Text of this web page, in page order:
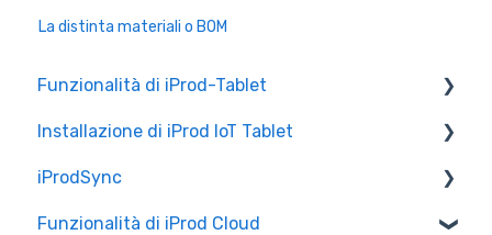
La distinta materiali o BOM
Funzionalità di iProd-Tablet
Controllo Qualità
Liste di Prelievo
Installazione di iProd IoT Tablet
Configurazione Alleantia
Configurazioni di Rete
iProdSync
Informazioni generali
Funzionalità di iProd Cloud